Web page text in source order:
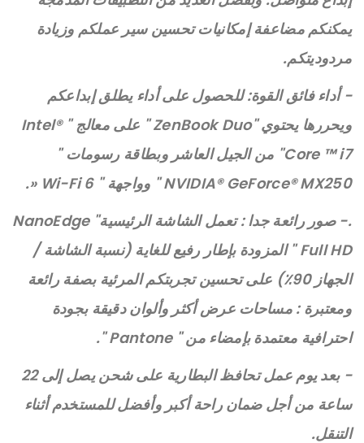
يمكنكم مضاعفة إمكانيات تحسين سير عملكم وزيادة
مردوديتكم.
- أداء فائق القوة: للحصول على أداء يطلق إبداعكم
ويحررها يحتوي "ZenBook Duo " على معالج " Intel®
Core ™ i7" من الجيل العاشر وبطاقة رسومات "
NVIDIA® GeForce® MX250 " وواجهة " Wi-Fi 6 «.
.- صور رائعة جدا : تعمل الشاشة الرئيسية" NanoEdge
Full HD " المزودة بإطار رفيع للغاية (نسبة الشاشة /
الجهاز 90٪) على تحسين تجربتكم المرئية بصفة رائعة
ومعتبرة : مساحات عرض أكثر وألوان دقيقة بجودة
احترافية معتمدة بإمضاء من " Pantone ".
- بعد يوم عمل تحافظ البطارية على شحن يصل إلى 22
ساعة من أجل ضمان راحة أكبر وأفضل للمستخدم أثناء
التنقل.